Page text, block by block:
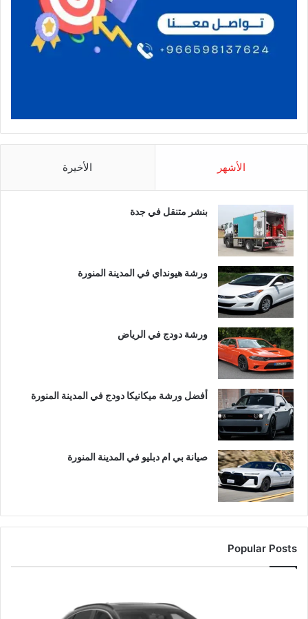
الأشهر الأخيرة
بنشر متنقل في جدة
ورشة هيونداي في المدينة المنورة
ورشة دودج في الرياض
أفضل ورشة ميكانيكا دودج في المدينة المنورة
صيانة بي ام دبليو في المدينة المنورة
Popular Posts